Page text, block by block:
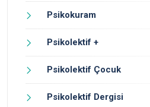
Psikokuram
Psikolektif +
Psikolektif Çocuk
Psikolektif Dergisi